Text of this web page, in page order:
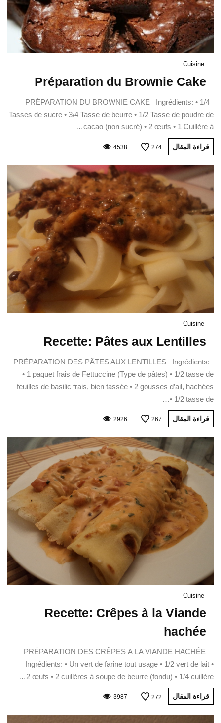
Cuisine
Préparation du Brownie Cake
PRÉPARATION DU BROWNIE CAKE Ingrédients: • 1/4
Tasses de sucre • 3/4 Tasse de beurre • 1/2 Tasse de poudre de
cacao (non sucré) • 2 œufs • 1 Cuillère à…
قراءة المقال 274
4538
Cuisine
Recette: Pâtes aux Lentilles
PRÉPARATION DES PÂTES AUX LENTILLES Ingrédients:
• 1 paquet frais de Fettuccine (Type de pâtes) • 1/2 tasse de
feuilles de basilic frais, bien tassée • 2 gousses d’ail, hachées
• 1/2 tasse de…
قراءة المقال 267
2926
Cuisine
Recette: Crêpes à la Viande
hachée
PRÉPARATION DES CRÊPES A LA VIANDE HACHÉE
Ingrédients: • Un vert de farine tout usage • 1/2 vert de lait •
2 œufs • 2 cuillères à soupe de beurre (fondu) • 1/4 cuillère…
قراءة المقال 272
3987